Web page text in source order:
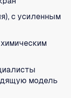
с усиленным
модель